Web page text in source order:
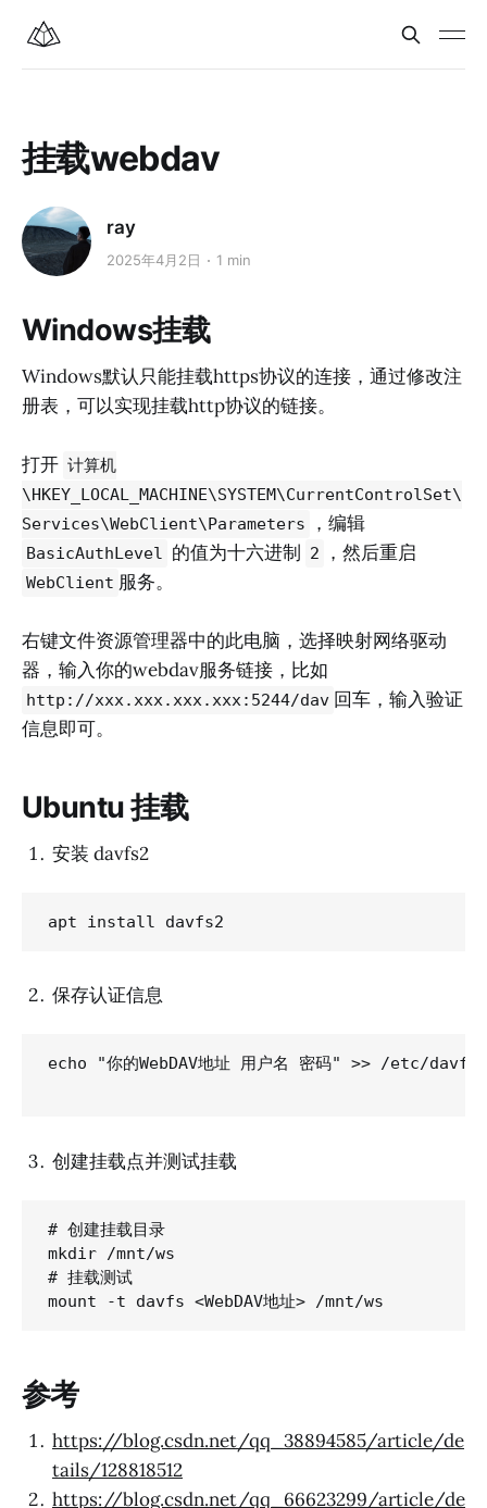
挂载webdav
ray
2025年4月2日 1 min
Windows挂载
Windows默认只能挂载https协议的连接，通过修改注
册表，可以实现挂载http协议的链接。
打开 计算机
\HKEY_LOCAL_MACHINE\SYSTEM\CurrentControlSet\
Services\WebClient\Parameters
，编辑
BasicAuthLevel 的值为十六进制 2 ，然后重启
WebClient 服务。
右键文件资源管理器中的此电脑，选择映射网络驱动
器，输入你的webdav服务链接，比如
http://xxx.xxx.xxx.xxx:5244/dav 回车，输入验证
信息即可。
Ubuntu 挂载
安装 davfs2
保存认证信息
echo "你的WebDAV地址 用户名 密码" >> /etc/
创建挂载点并测试挂载
# 创建挂载目录
mkdir /mnt/ws
# 挂载测试
参考
https://blog.csdn.net/qq_38894585/article/de
tails/128818512
https://blog.csdn.net/qq_66623299/article/de